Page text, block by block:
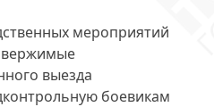
мероприятий
выезда
боевикам